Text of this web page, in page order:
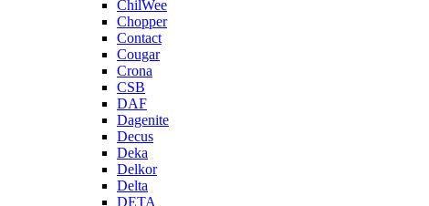
ChilWee
Chopper
Contact
Cougar
Crona
CSB
DAF
Dagenite
Decus
Deka
Delkor
Delta
DETA